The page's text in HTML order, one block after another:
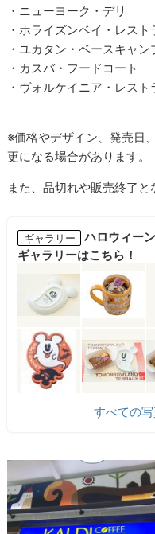
・ニューヨーク・デリ
・ホライズンベイ・レスト
・ユカタン・ベースキャ
・カスバ・フードコート
・ヴォルケイニア・レスト
※価格やデザイン、発売日
更になる場合があります。
また、品切れや販売終了と
ギャラリー
ハロウィー
ギャラリーはこちら！
すべての写